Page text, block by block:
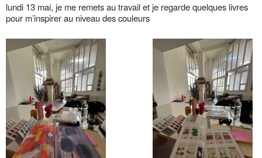
lundi 13 mai, je me remets au travail et je regarde quelques livres
pour m’inspirer au niveau des couleurs